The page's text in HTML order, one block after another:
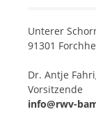
Un­te­rer
91301
Dr. Ant­je
Vorsitzende
info@rwv-